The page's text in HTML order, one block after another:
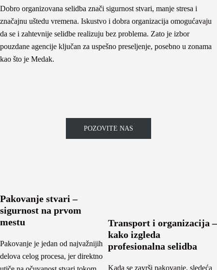
Dobro organizovana selidba znači sigurnost stvari, manje stresa i
značajnu uštedu vremena. Iskustvo i dobra organizacija omogućavaju
da se i zahtevnije selidbe realizuju bez problema. Zato je izbor
pouzdane agencije ključan za uspešno preseljenje, posebno u zonama
kao što je Medak.
POZOVITE NAS
Pakovanje stvari –
sigurnost na prvom
mestu
Pakovanje je jedan od najvažnijih
delova celog procesa, jer direktno
Transport i organizacija –
kako izgleda
profesionalna selidba
Kada se završi pakovanje, sledeća